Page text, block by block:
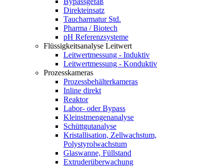
Direkteinsatz
Taucharmatur Std.
Pharma / Biotech
pH Referenzsysteme
Flüssigkeitsanalyse Leitwert
Leitwertmessung - Induktiv
Leitwertmessung - Konduktiv
Prozesskameras
Prozessbehälterkameras
Inline direkt
Reaktor
Labor- oder Bypass
Kleinstmengenanalyse
Schüttgutanalyse
Kristallisation, Zellwachstum,
Polystyrolwachstum
Glaswanne, Füllstand
Extruderüberwachung